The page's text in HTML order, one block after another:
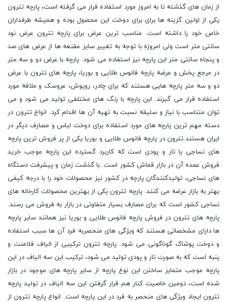
از زمان های گذشته تا به امروز مورد استفاده قرار می گرفته است، پارچه تترون
یکی از اولین گزینه ها برای برای دوخت این محصول بوده و همیشه طرفداران
خاص خود را داشته است. مناسب ترین عرض برای پارچه تترون عرض نود
سانتی متر است ولی امروزه با توجه به تغییر سایز مقنعه ها از عرض های صد
و پنجاه سانتی متر این پارچه نیز استفاده می شود. پارچه با عرض دو و سه متر
در مرجع پخش و عرضه پارچه فانوس طلایی و بوریا، پارچه های تترون با عرض
دو و سه متر پارچه هایی هستند که برای چادر، روپوش، عروسک و ملافه مورد
استفاده قرار می گیرند. این پارچه با رنگ های مختلفی تولید می شود و می
توان متناسب با نیاز و سلیقه نسبت به تهیه آن ها اقدام کرد. انواع تترون در
دسته مهم ترین پارچه های مورد استفاده برای دوخت لباس و مصارف دیگر در
ایران هستند.تترون در پارچه فانوس طلایی و بوریا یکی از پر فروش ترین پارچه
های نساجی یا تار و پودی است که کاربرد گسترده این پارچه موجب خرید
فروش عمده آن در بازار قماش کشور است. با گذشت زمان و پیشرفت دستگاه
های نساجی، تولیدکنندگان پارچه در کشور نیز محصولات خود را با درجه کیفی
بهتر به بازار عرضه می کنند. پارچه تترون یکی از بهترین محصولات کارخانه های
نساجی کشور است که برای مصارف بسیار متفاوتی در بازار به فروش می رسند.
پارچه های تترون در فروش پارچه فانوس طلایی و بوریا نیز همانند سایر پارچه
ها دارای مشخصاتی هستند که ویژگی های منحصربه فرد آن ها سبب استفاده
و دوخت پوشاک گوناگونی می شود. پارچه تترون ترکیبی از الیاف فلامنت و
پنبه است که به صورت تار و پودی تولید می شود، ترکیب این سه الیاف در این
پارچه موجب متمایز ساختن این نوع پارچه از سایر پارچه های موجود در بازار
شده است، دومین خاصیت کنار هم قرار گرفتن این سه الیاف در تولید پارچه
تترون ایجاد ویژگی های منحصر به فرد در این پارچه است. انواع پارچه تترون از